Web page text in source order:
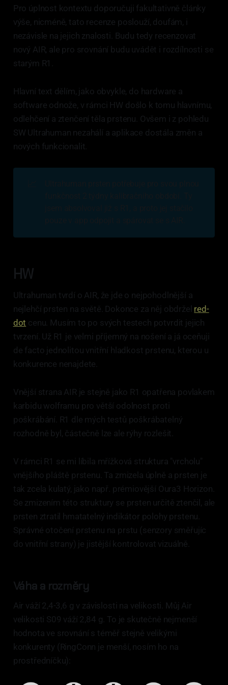
Pro úplnost kontextu doporučuji fakultativně články
výše, nicméně, tato recenze poslouží, doufám, i
nezávisle na jejich znalosti. Budu tedy recenzovat
nový AIR, ale pro srovnání budu uvádět i rozdílnosti se
starým R1.
Hlavní text dělím, jako obvykle, do hardware a
software odnože, v rámci HW došlo k tomu hlavnímu,
odlehčení a ztenčení těla prstenu. Ovšem i z pohledu
SW Ultrahuman nezahálí a aplikace dostála změn a
nových funkcionalit.
HW
Ultrahuman tvrdí o AIR, že jde o nejpohodlnější a
nejlehčí prsten na světě. Dokonce za něj obdržel red-
dot cenu. Musím to po svých testech potvrdit jejich
tvrzení. Už R1 je velmi příjemný na nošení a já oceňuji
de facto jednolitou vnitřní hladkost prstenu, kterou u
konkurence nenajdete.
Vnější strana AIR je stejně jako R1 opatřena povlakem
karbidu wolframu pro větší odolnost proti
poškrábání. R1 dle mých testů poškrábatelný
rozhodně byl, částečně lze ale rýhy rozlešit.
V rámci R1 se mi líbila mřížková struktura "vrcholu"
vnějšího pláště prstenu. Ta zmizela úplně a prsten je
tak zcela kulatý, jako např. prémiovější Oura3 Horizon.
Se zmizením této struktury se prsten určitě ztenčil, ale
prsten ztratil hmatatelný indikátor polohy prstenu.
Správné otočení prstenu na prstu (senzory směřujíc
do vnitřní strany) je jistější kontrolovat vizuálně.
Váha a rozměry
Air váží 2,4-3,6 g v závislosti na velikosti. Můj Air
velikosti S09 váží 2,84 g. To je skutečně nejmenší
hodnota ve srovnání s téměř stejně velikými
konkurenty (RingConn je menší, nosím ho na
prostředníčku):